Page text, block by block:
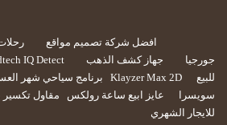
افضل شركة تصميم مواقع
جورجيا
جهاز كشف الذهب IQ Detect
للبيع
Klayzer Max 2D برنامج سياحي شهر
سويسرا
عايز ابيع ساعة رولكس مقاول تكسير
للايجار الشهري